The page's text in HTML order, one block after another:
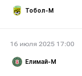
Тобол-М
16 июля 2025 17:00
Елимай-М